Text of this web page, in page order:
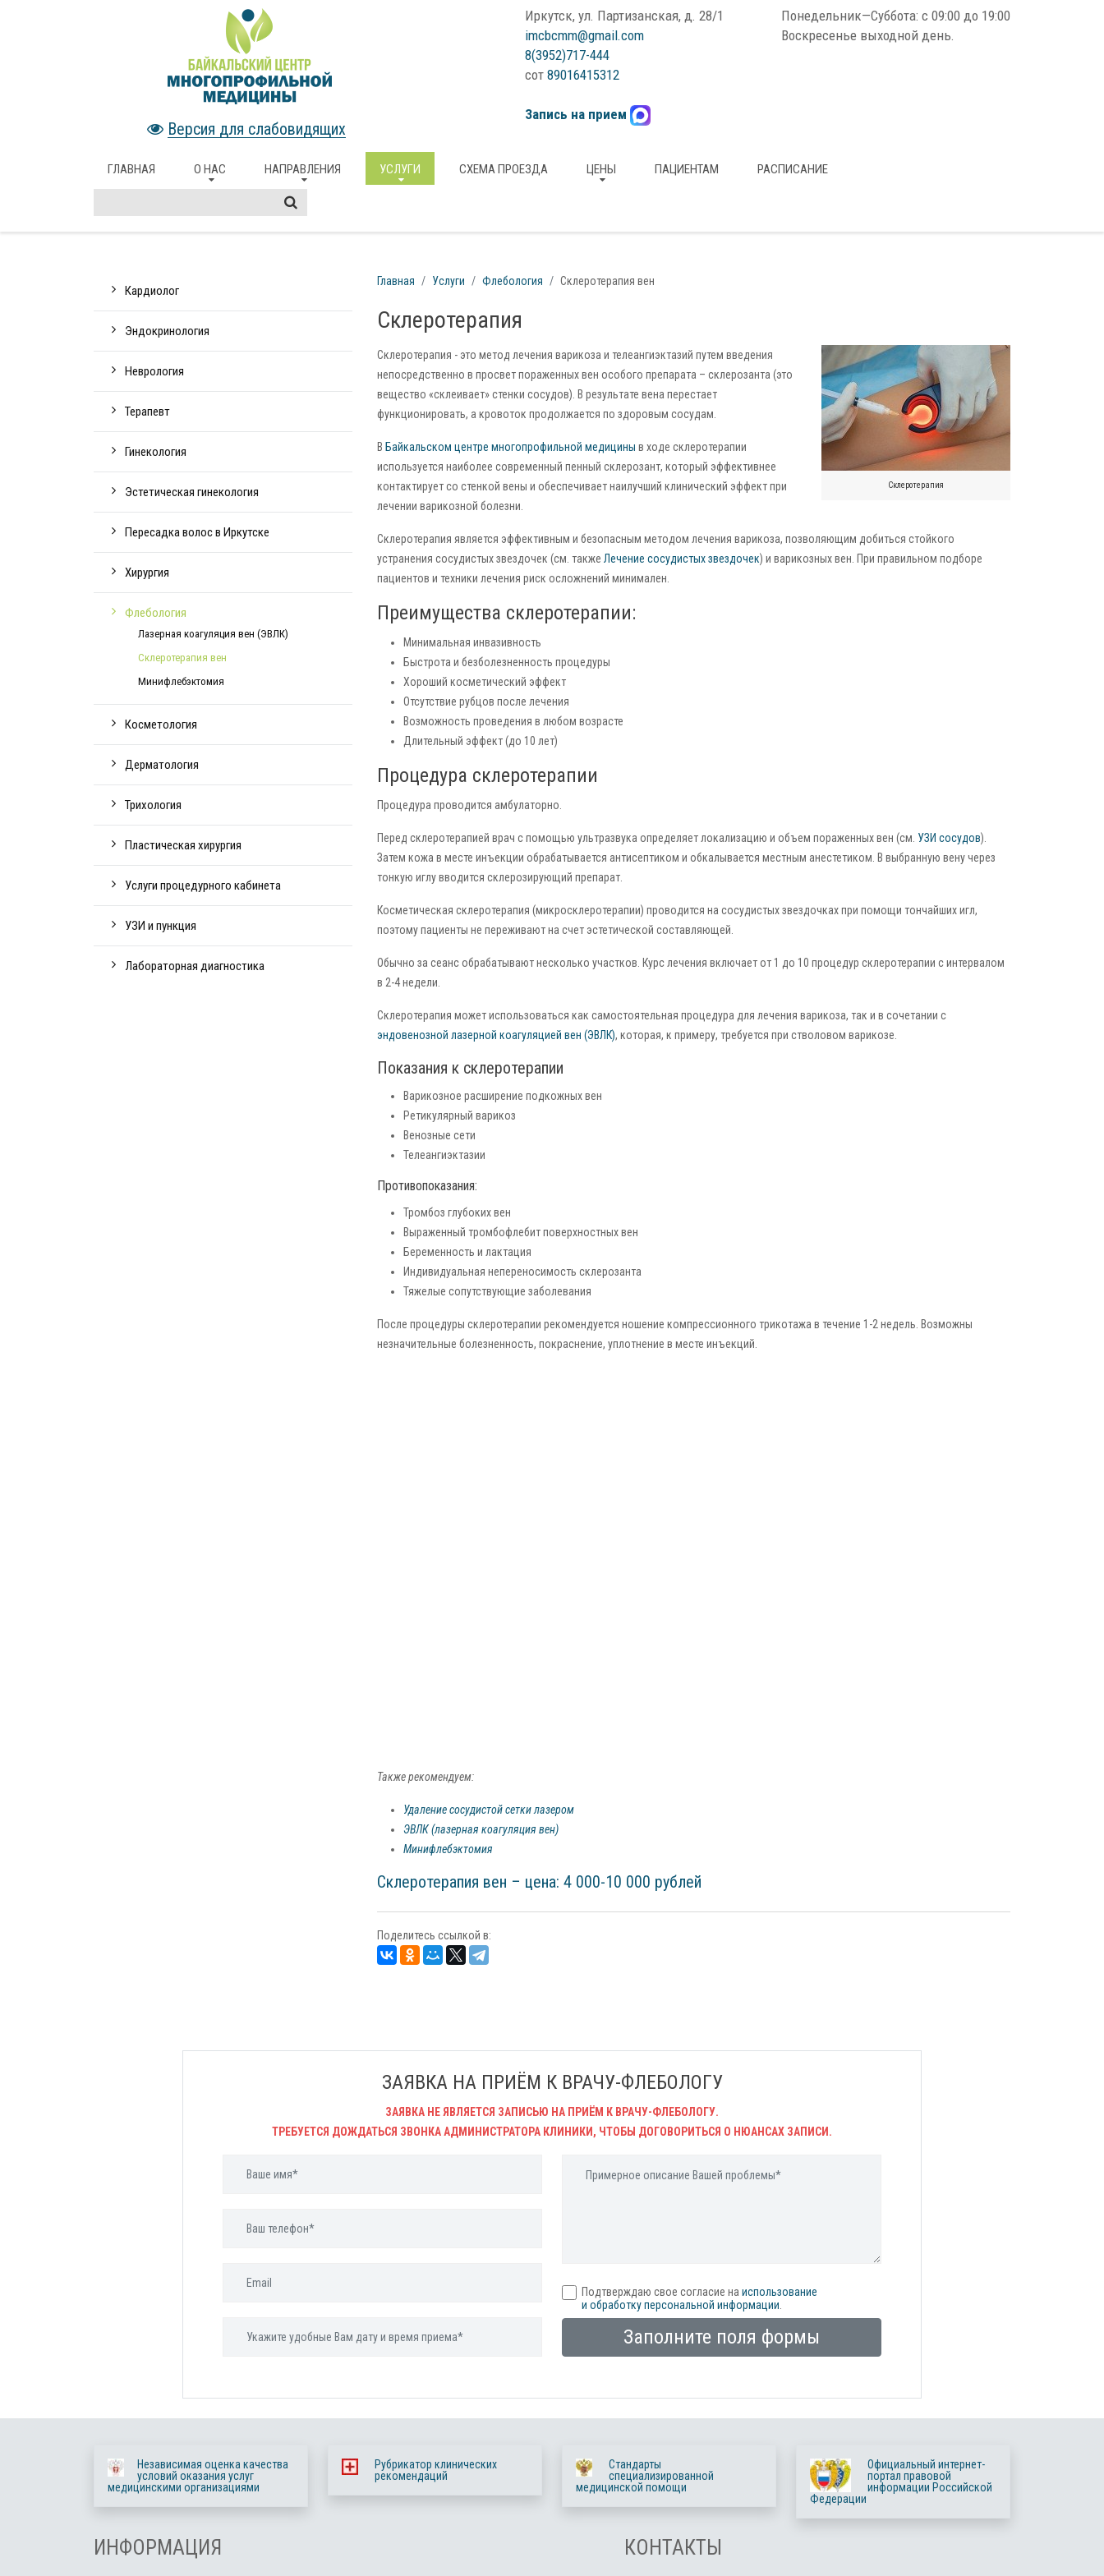
Версия для слабовидящих
Иркутск, ул. Партизанская, д. 28/1
imcbcmm@gmail.com
8(3952)717-444
сот 89016415312
Запись на прием
Понедельник—Суббота: с 09:00 до 19:00
Воскресенье выходной день.
ГЛАВНАЯ О НАС НАПРАВЛЕНИЯ УСЛУГИ СХЕМА ПРОЕЗДА ЦЕНЫ ПАЦИЕНТАМ РАСПИСАНИЕ
Кардиолог
Эндокринология
Неврология
Терапевт
Гинекология
Эстетическая гинекология
Пересадка волос в Иркутске
Хирургия
Флебология
Лазерная коагуляция вен (ЭВЛК)
Склеротерапия вен
Минифлебэктомия
Косметология
Дерматология
Трихология
Пластическая хирургия
Услуги процедурного кабинета
УЗИ и пункция
Лабораторная диагностика
Главная Услуги Флебология Склеротерапия вен
Склеротерапия
Склеротерапия
Склеротерапия - это метод лечения варикоза и телеангиэктазий путем введения
непосредственно в просвет пораженных вен особого препарата – склерозанта (это
вещество «склеивает» стенки сосудов). В результате вена перестает
функционировать, а кровоток продолжается по здоровым сосудам.
В Байкальском центре многопрофильной медицины в ходе склеротерапии
используется наиболее современный пенный склерозант, который эффективнее
контактирует со стенкой вены и обеспечивает наилучший клинический эффект при
лечении варикозной болезни.
Склеротерапия является эффективным и безопасным методом лечения варикоза, позволяющим добиться стойкого
устранения сосудистых звездочек (см. также Лечение сосудистых звездочек) и варикозных вен. При правильном подборе
пациентов и техники лечения риск осложнений минимален.
Преимущества склеротерапии:
Минимальная инвазивность
Быстрота и безболезненность процедуры
Хороший косметический эффект
Отсутствие рубцов после лечения
Возможность проведения в любом возрасте
Длительный эффект (до 10 лет)
Процедура склеротерапии
Процедура проводится амбулаторно.
Перед склеротерапией врач с помощью ультразвука определяет локализацию и объем пораженных вен (см. УЗИ сосудов).
Затем кожа в месте инъекции обрабатывается антисептиком и обкалывается местным анестетиком. В выбранную вену через
тонкую иглу вводится склерозирующий препарат.
Косметическая склеротерапия (микросклеротерапии) проводится на сосудистых звездочках при помощи тончайших игл,
поэтому пациенты не переживают на счет эстетической составляющей.
Обычно за сеанс обрабатывают несколько участков. Курс лечения включает от 1 до 10 процедур склеротерапии с интервалом
в 2-4 недели.
Склеротерапия может использоваться как самостоятельная процедура для лечения варикоза, так и в сочетании с
эндовенозной лазерной коагуляцией вен (ЭВЛК), которая, к примеру, требуется при стволовом варикозе.
Показания к склеротерапии
Варикозное расширение подкожных вен
Ретикулярный варикоз
Венозные сети
Телеангиэктазии
Противопоказания:
Тромбоз глубоких вен
Выраженный тромбофлебит поверхностных вен
Беременность и лактация
Индивидуальная непереносимость склерозанта
Тяжелые сопутствующие заболевания
После процедуры склеротерапии рекомендуется ношение компрессионного трикотажа в течение 1-2 недель. Возможны
незначительные болезненность, покраснение, уплотнение в месте инъекций.
Также рекомендуем:
Удаление сосудистой сетки лазером
ЭВЛК (лазерная коагуляция вен)
Минифлебэктомия
Склеротерапия вен – цена: 4 000-10 000 рублей
Поделитесь ссылкой в:
ЗАЯВКА НА ПРИЁМ К ВРАЧУ-ФЛЕБОЛОГУ
ЗАЯВКА НЕ ЯВЛЯЕТСЯ ЗАПИСЬЮ НА ПРИЁМ К ВРАЧУ-ФЛЕБОЛОГУ.
ТРЕБУЕТСЯ ДОЖДАТЬСЯ ЗВОНКА АДМИНИСТРАТОРА КЛИНИКИ, ЧТОБЫ ДОГОВОРИТЬСЯ О НЮАНСАХ ЗАПИСИ.
Подтверждаю свое согласие на использование
и обработку персональной информации
Заполните поля формы
Независимая оценка качества
условий оказания услуг
медицинскими организациями
Рубрикатор клинических
рекомендаций
Стандарты
специализированной
медицинской помощи
Официальный интернет-
портал правовой
информации Российской
Федерации
ИНФОРМАЦИЯ КОНТАКТЫ